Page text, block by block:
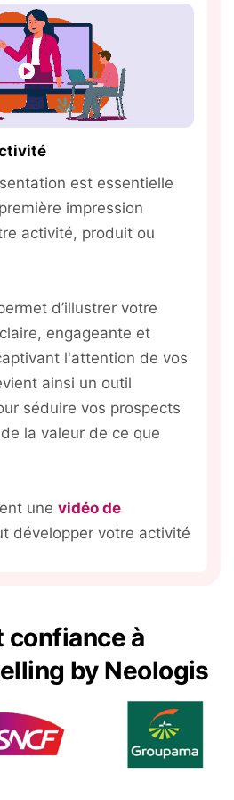
est essentielle
impression
activité, produit ou
d’illustrer votre
engageante et
l'attention de vos
ainsi un outil
séduire vos prospects
la valeur de ce que
une vidéo de
développer votre activité
est un excellent moyen de
surtout
est le format idéal
communication interne, la
confiance à
by Neologis